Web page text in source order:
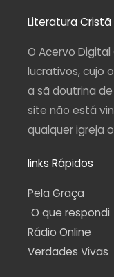
a
g
a
m
b
o
k
-
f
u
b
g
r
m
Literatura Cristã
O Acervo
lucrativos, cujo
a sã doutrina de
site não está
qualquer igreja
links Rápidos
Pela Graça
O que respondi
Rádio Online
Verdades Vivas